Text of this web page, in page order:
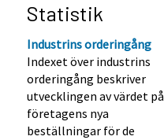
Statistik
Industrins orderingång
Indexet över industrins
orderingång beskriver
utvecklingen av värdet på
företagens nya
beställningar för de